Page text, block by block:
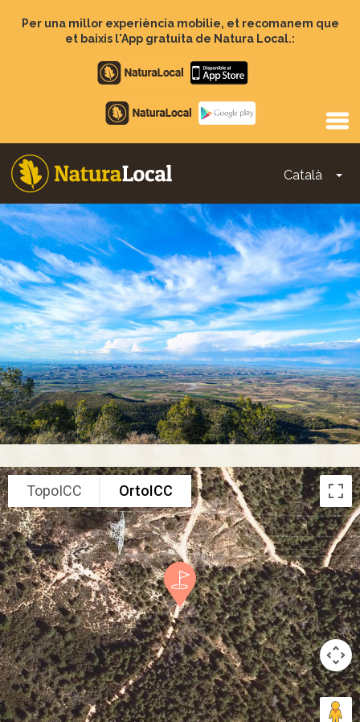
Per una millor experiència mobilie, et recomanem que
et baixis l'App gratuita de Natura Local.:
Apple
store
Google
Play
Català
Main
navigation
TopoICC OrtoICC